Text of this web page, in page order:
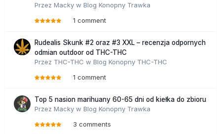
Przez Macky w Blog Konopny Trawka
1 comment
Rudealis Skunk #2 oraz #3 XXL – recenzja odpornych
odmian outdoor od THC-THC
Przez THC-THC w Blog Konopny THC-THC
1 comment
Top 5 nasion marihuany 60-65 dni od kiełka do zbioru
Przez Macky w Blog Konopny Trawka
3 comments